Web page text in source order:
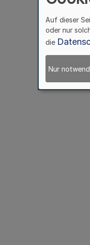
Auf dieser
oder nur
die
Nur